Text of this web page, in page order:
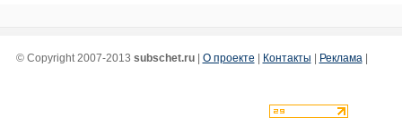
© Copyright 2007-2013 subschet.ru| О проекте Контакты Реклама|